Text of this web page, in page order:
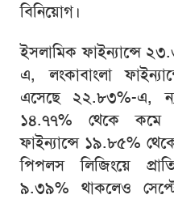
বিনিয়োগ।
ইসলামিক ফাইন্যান্সে
এ, লংকাবাংলা
এসেছে ২২.৮৩%-এ,
১৪.৭৭% থেকে কমে
ফাইন্যান্সে ১৯.৮৫%
পিপলস লিজিংয়ে
৯.৩৯% থাকলেও